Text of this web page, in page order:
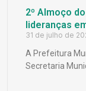
2º Almoço
lideranças
31 de julho de
A Prefeitura
Secretaria